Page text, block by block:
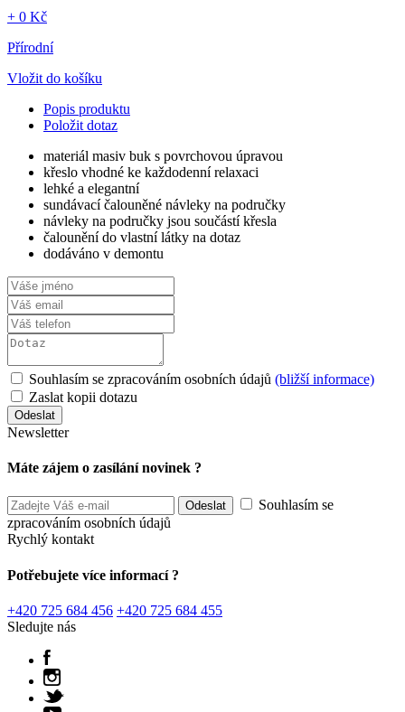
+ 0 Kč
Přírodní
Vložit do košíku
Popis produktu
Položit dotaz
materiál masiv buk s povrchovou úpravou
křeslo vhodné ke každodenní relaxaci
lehké a elegantní
sundávací čalouněné návleky na područky
návleky na područky jsou součástí křesla
čalounění do vlastní látky na dotaz
dodáváno v demontu
Souhlasím se zpracováním osobních údajů (bližší informace)
Zaslat kopii dotazu
Newsletter
Máte zájem o zasílání novinek ?
Souhlasím se
zpracováním osobních údajů
Rychlý kontakt
Potřebujete více informací ?
+420 725 684 456 +420 725 684 455
Sledujte nás